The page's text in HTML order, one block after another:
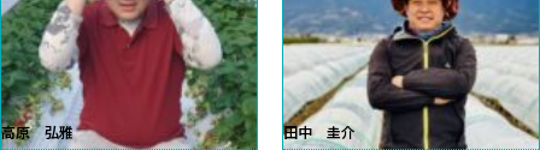
高原 弘雅
田中 圭介